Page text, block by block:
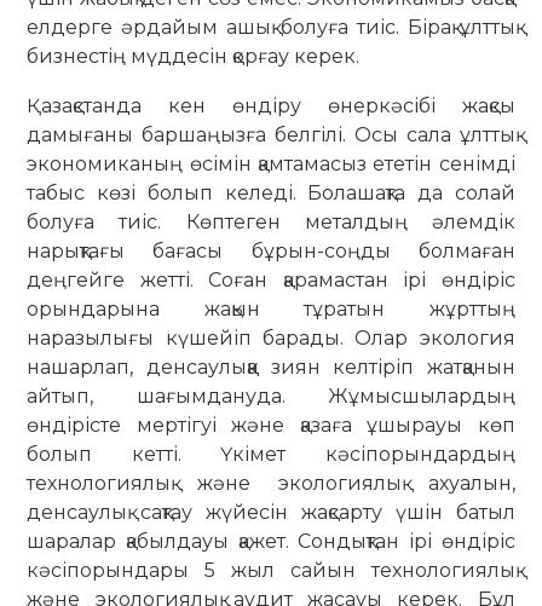
елдерге әрдайым ашық болуға тиіс. Бірақ ұлттық
бизнестің мүддесін қорғау керек.
Қазақстанда кен өндіру өнеркәсібі жақсы
дамығаны баршаңызға белгілі. Осы сала ұлттық
экономиканың өсімін қамтамасыз ететін сенімді
табыс көзі болып келеді. Болашақта да солай
болуға тиіс. Көптеген металдың әлемдік
нарықтағы бағасы бұрын-соңды болмаған
деңгейге жетті. Соған қарамастан ірі өндіріс
орындарына жақын тұратын жұрттың
наразылығы күшейіп барады. Олар экология
нашарлап, денсаулыққа зиян келтіріп жатқанын
айтып, шағымдануда. Жұмысшылардың
өндірісте мертігуі және қазаға ұшырауы көп
болып кетті. Үкімет кәсіпорындардың
технологиялық және экологиялық ахуалын,
денсаулық сақтау жүйесін жақсарту үшін батыл
шаралар қабылдауы қажет. Сондықтан ірі өндіріс
кәсіпорындары 5 жыл сайын технологиялық
және экологиялық аудит жасауы керек. Бұл